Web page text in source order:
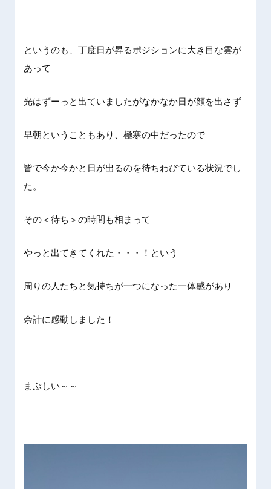
というのも、丁度日が昇るポジションに大き目な雲が
あって
光はずーっと出ていましたがなかなか日が顔を出さず
早朝ということもあり、極寒の中だったので
皆で今か今かと日が出るのを待ちわびている状況でし
た。
その＜待ち＞の時間も相まって
やっと出てきてくれた・・・！という
周りの人たちと気持ちが一つになった一体感があり
余計に感動しました！
まぶしい～～